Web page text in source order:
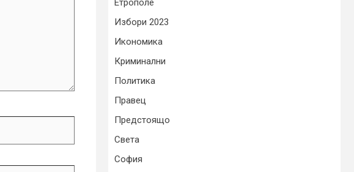
Етрополе
Избори 2023
Икономика
Криминални
Политика
Правец
Предстоящо
Света
София